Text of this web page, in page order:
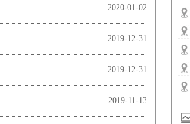
2020-01-02
2019-12-31
2019-12-31
2019-11-13